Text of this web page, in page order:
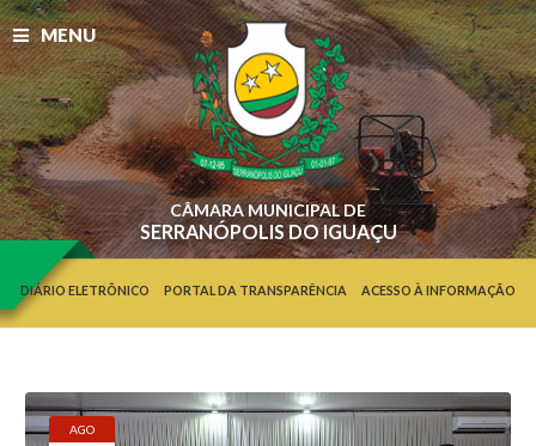
MENU
CÂMARA MUNICIPAL DE
SERRANÓPOLIS DO IGUAÇU
DIÁRIO ELETRÔNICO PORTAL DA TRANSPARÊNCIA ACESSO À INFORMAÇÃO
AGO